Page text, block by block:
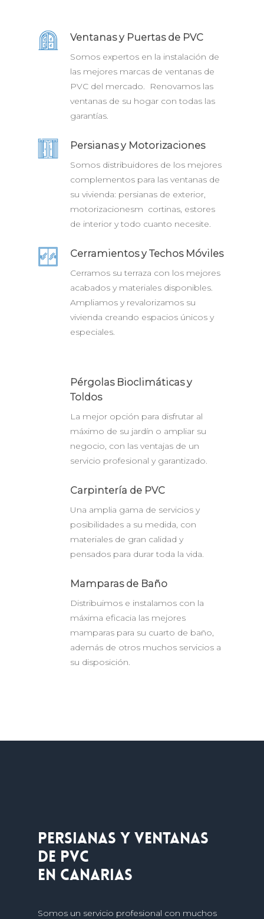
Ventanas y Puertas de PVC
Somos expertos en la instalación de
las mejores marcas de ventanas de
PVC del mercado. Renovamos las
ventanas de su hogar con todas las
garantías.
Persianas y Motorizaciones
Somos distribuidores de los mejores
complementos para las ventanas de
su vivienda: persianas de exterior,
motorizacionesm cortinas, estores
de interior y todo cuanto necesite.
Cerramientos y Techos Móviles
Cerramos su terraza con los mejores
acabados y materiales disponibles.
Ampliamos y revalorizamos su
vivienda creando espacios únicos y
especiales.
Pérgolas Bioclimáticas y
Toldos
La mejor opción para disfrutar al
máximo de su jardín o ampliar su
negocio, con las ventajas de un
servicio profesional y garantizado.
Carpintería de PVC
Una amplia gama de servicios y
posibilidades a su medida, con
materiales de gran calidad y
pensados para durar toda la vida.
Mamparas de Baño
Distribuimos e instalamos con la
máxima eficacia las mejores
mamparas para su cuarto de baño,
además de otros muchos servicios a
su disposición.
Persianas y ventanas
de PVC
en Canarias
Somos un servicio profesional con muchos